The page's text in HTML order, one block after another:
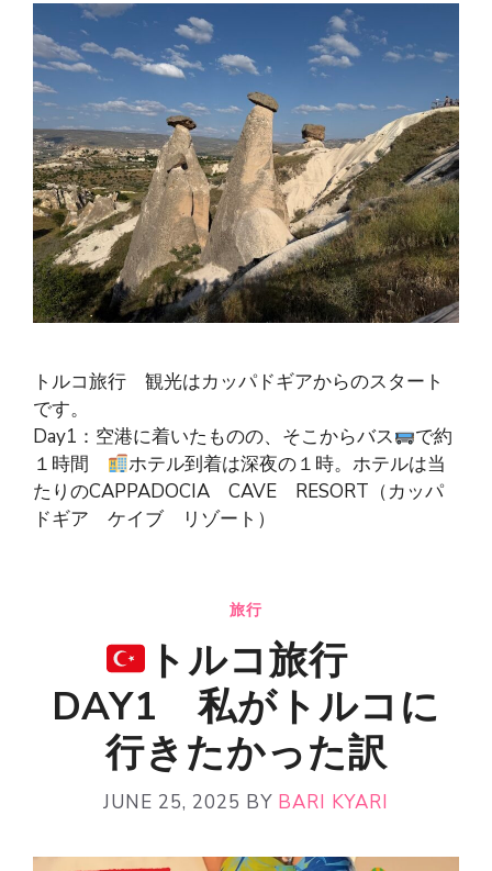
トルコ旅行 観光はカッパドギアからのスタート
です。
Day1：空港に着いたものの、そこからバス
で約
１時間
ホテル到着は深夜の１時。ホテルは当
たりのCAPPADOCIA CAVE RESORT（カッパ
ドギア ケイブ リゾート）
旅行
トルコ旅行
DAY1 私がトルコに
行きたかった訳
JUNE 25, 2025 BY BARI KYARI